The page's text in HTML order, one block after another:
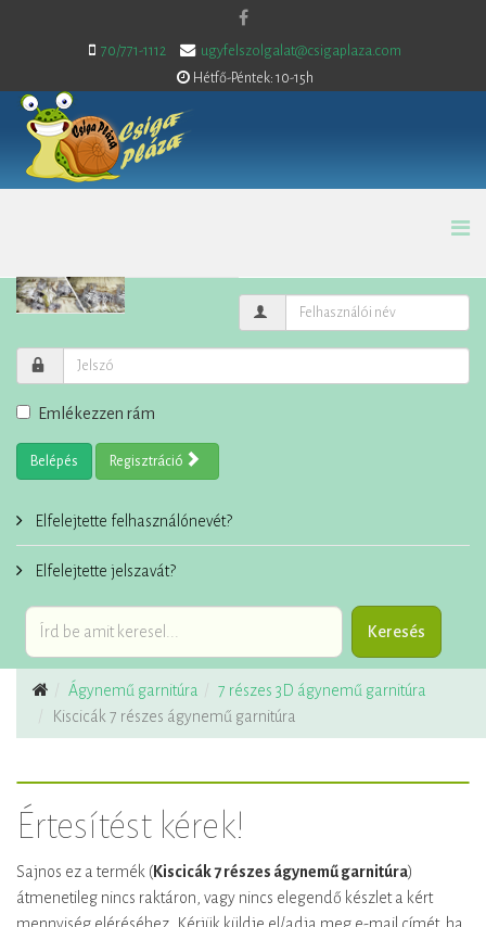
70/771-1112
ugyfelszolgalat@csigaplaza.com
Hétfő-Péntek: 10-15h
Emlékezzen rám
Belépés Regisztráció
Elfelejtette felhasználónevét?
Elfelejtette jelszavát?
Ágynemű garnitúra
7 részes 3D ágynemű garnitúra
Kiscicák 7 részes ágynemű garnitúra
Értesítést kérek!
Sajnos ez a termék (Kiscicák 7 részes ágynemű garnitúra)
átmenetileg nincs raktáron, vagy nincs elegendő készlet a kért